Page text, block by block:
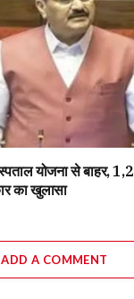
योजना से बाहर,
का खुलासा
ADD A COMMENT